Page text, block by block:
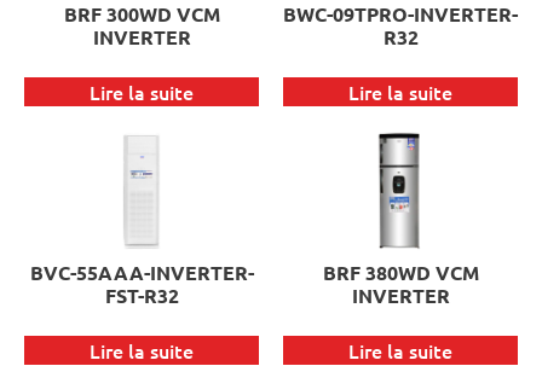
BRF 300WD VCM
INVERTER
Lire la suite
BWC-09TPRO-INVERTER-
R32
Lire la suite
BVC-55AAA-INVERTER-
FST-R32
Lire la suite
BRF 380WD VCM
INVERTER
Lire la suite